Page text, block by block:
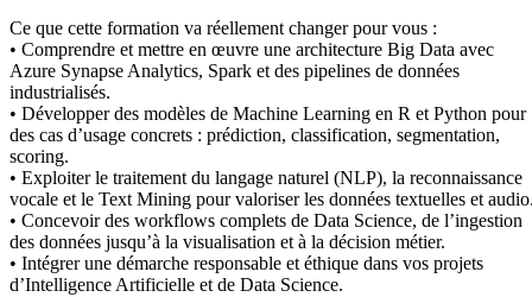
Ce que cette formation va réellement changer pour vous :
• Comprendre et mettre en œuvre une architecture Big Data avec
Azure Synapse Analytics, Spark et des pipelines de données
industrialisés.
• Développer des modèles de Machine Learning en R et Python pour
des cas d’usage concrets : prédiction, classification, segmentation,
scoring.
• Exploiter le traitement du langage naturel (NLP), la reconnaissance
vocale et le Text Mining pour valoriser les données textuelles et
• Concevoir des workflows complets de Data Science, de l’ingestion
des données jusqu’à la visualisation et à la décision métier.
• Intégrer une démarche responsable et éthique dans vos projets
d’Intelligence Artificielle et de Data Science.